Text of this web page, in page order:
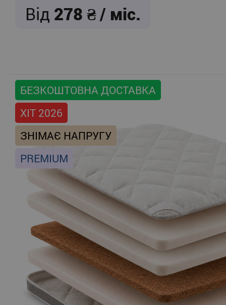
Від 278 / міс.
БЕЗКОШТОВНА ДОСТАВКА
ХІТ 2026
ЗНІМАЄ НАПРУГУ
PREMIUM